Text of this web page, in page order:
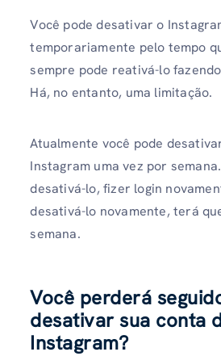
Você pode desativar o
temporariamente pelo tempo
sempre pode reativá-lo
Há, no entanto, uma limitação.
Atualmente você pode
Instagram uma vez por
desativá-lo, fizer login
desativá-lo novamente, terá
semana.
Você perderá
desativar sua conta
Instagram?